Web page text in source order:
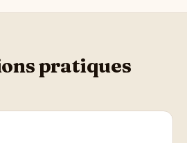
pratiques